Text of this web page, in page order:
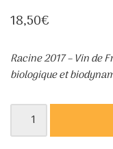
18,50€
Racine 2017 – Vin de
biologique et